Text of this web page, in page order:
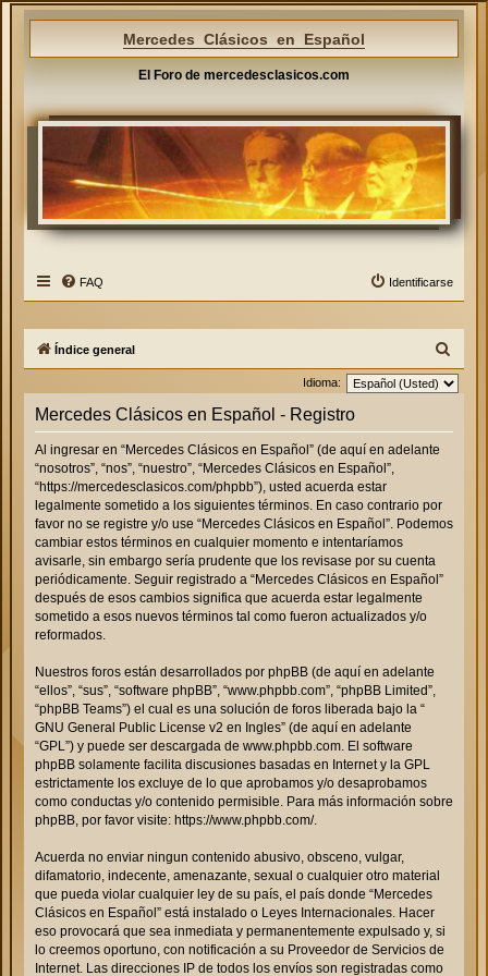
Mercedes Clásicos en Español
El Foro de mercedesclasicos.com
FAQ Identificarse
Índice general
u
Idioma:
Mercedes Clásicos en Español - Registro
Al ingresar en “Mercedes Clásicos en Español” (de aquí en adelante
“nosotros”, “nos”, “nuestro”, “Mercedes Clásicos en Español”,
“https://mercedesclasicos.com/phpbb”), usted acuerda estar
legalmente sometido a los siguientes términos. En caso contrario por
favor no se registre y/o use “Mercedes Clásicos en Español”. Podemos
cambiar estos términos en cualquier momento e intentaríamos
avisarle, sin embargo sería prudente que los revisase por su cuenta
periódicamente. Seguir registrado a “Mercedes Clásicos en Español”
después de esos cambios significa que acuerda estar legalmente
sometido a esos nuevos términos tal como fueron actualizados y/o
reformados.
Nuestros foros están desarrollados por phpBB (de aquí en adelante
“ellos”, “sus”, “software phpBB”, “www.phpbb.com”, “phpBB Limited”,
“phpBB Teams”) el cual es una solución de foros liberada bajo la “
GNU General Public License v2 en Ingles” (de aquí en adelante
“GPL”) y puede ser descargada de www.phpbb.com. El software
phpBB solamente facilita discusiones basadas en Internet y la GPL
estrictamente los excluye de lo que aprobamos y/o desaprobamos
como conductas y/o contenido permisible. Para más información sobre
phpBB, por favor visite: https://www.phpbb.com/.
Acuerda no enviar ningun contenido abusivo, obsceno, vulgar,
difamatorio, indecente, amenazante, sexual o cualquier otro material
que pueda violar cualquier ley de su país, el país donde “Mercedes
Clásicos en Español” está instalado o Leyes Internacionales. Hacer
eso provocará que sea inmediata y permanentemente expulsado y, si
lo creemos oportuno, con notificación a su Proveedor de Servicios de
Internet. Las direcciones IP de todos los envíos son registradas como